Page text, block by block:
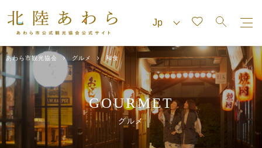
あわら市観光協会 グルメ 和食
GOURMET
グルメ